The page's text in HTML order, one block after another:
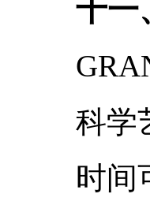
十一
科学
时间